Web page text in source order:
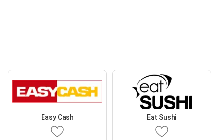
Easy Cash Eat Sushi